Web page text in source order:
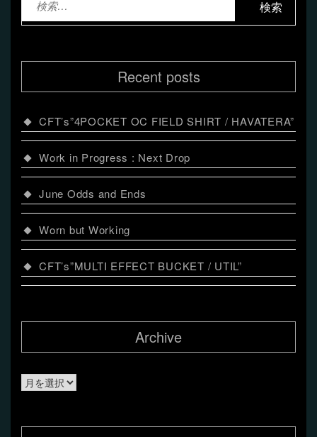
ー
シ
ョ
Recent posts
CFT’s”4POCKET OC FIELD SHIRT / HAVATERA”
Work in Progress : Next Drop
June Odds and Ends
Worn but Working
CFT’s”MULTI EFFECT BUCKET / UTIL”
Archive
Archive